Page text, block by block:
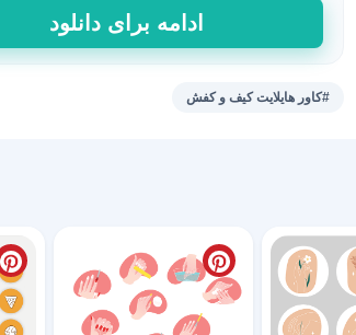
کاور
هایلایت
استوری
کیف
ادامه برای دانلود
#کاور هایلایت کیف و کفش